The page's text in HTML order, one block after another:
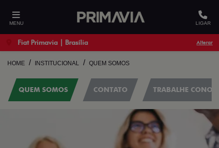
MENU LIGAR
Fiat Primavia | Brasília Alterar
HOME INSTITUCIONAL QUEM SOMOS
CONTATO
QUEM SOMOS TRABALHE